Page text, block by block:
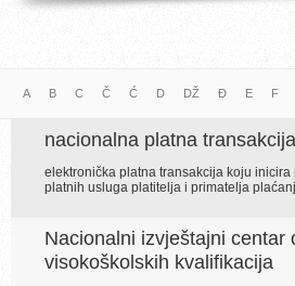
A B C Č Ć D DŽ Đ E F
nacionalna platna transakcija
elektronička platna transakcija koju
platnih usluga platitelja i primatelja
Nacionalni izvještajni
visokoškolskih kvalifikacija